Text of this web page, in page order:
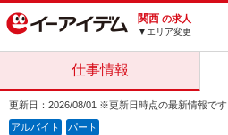
関西 の求人
▼エリア変更
仕事情報
更新日：2026/08/01 ※更新日時点の最新情報です
アルバイト パート